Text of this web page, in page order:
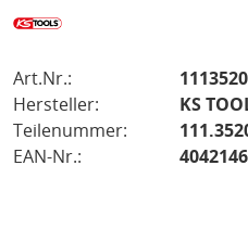
Art.Nr.:
Hersteller:
KS
Teilenummer:
EAN-Nr.: